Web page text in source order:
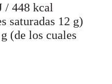
/ 448 kcal
saturadas 12 g)
(de los cuales